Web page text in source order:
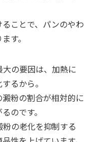
ことで、パンのやわ
す。
の要因は、加熱に
るから。
粉の割合が相対的に
のです。
の老化を抑制する